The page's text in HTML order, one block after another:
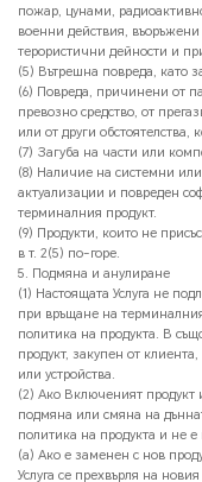
пожар, цунами,
военни действия,
терористични дейности и
(5) Вътрешна повреда, като
(6) Повреда, причинени от
превозно средство, от
или от други
(7) Загуба на части или
(8) Наличие на системни
актуализации и повреден
терминалния продукт.
(9) Продукти, които не
в т. 2(5) по-горе.
5. Подмяна и анулиране
(1) Настоящата Услуга не
при връщане на терминалния
политика на продукта. В
продукт, закупен от
или устройства.
(2) Ако Включеният продукт
подмяна или смяна на
политика на продукта и не е
(а) Ако е заменен с нов
Услуга се прехвърля на